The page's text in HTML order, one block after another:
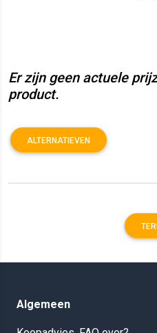
Er zijn geen actuele
product.
ALTERNATIEVEN
Algemeen